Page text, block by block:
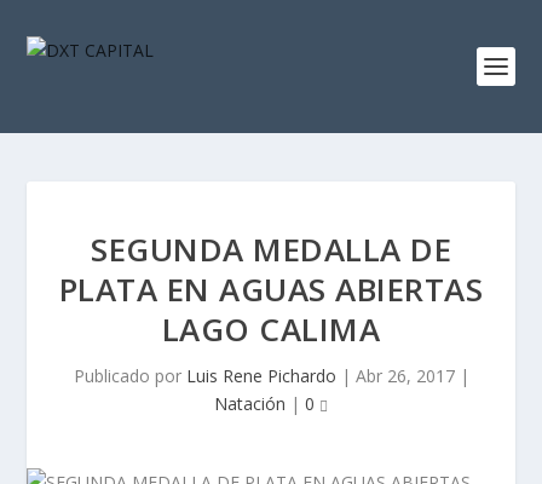
SEGUNDA MEDALLA DE
PLATA EN AGUAS ABIERTAS
LAGO CALIMA
Publicado por Luis Rene Pichardo | Abr 26, 2017|
Natación | 0